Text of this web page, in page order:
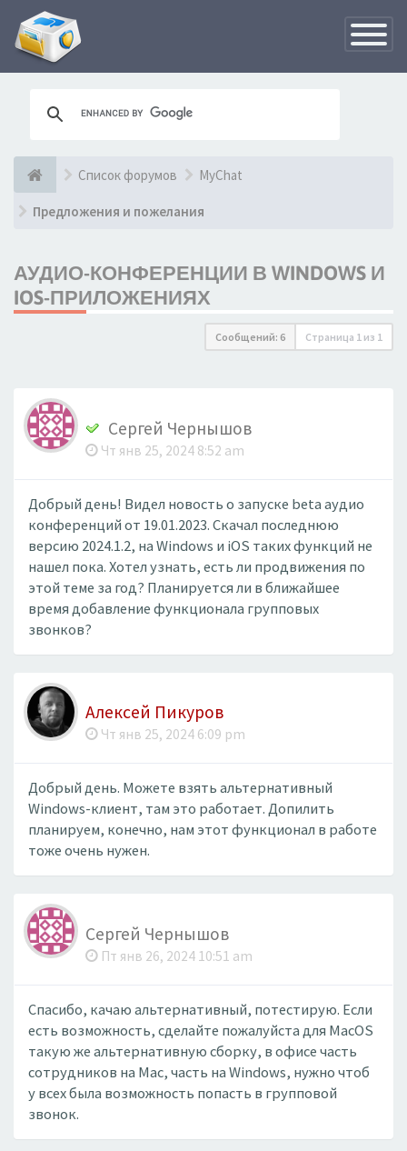
Список форумов MyChat
Предложения и пожелания
АУДИО-КОНФЕРЕНЦИИ В WINDOWS И
IOS-ПРИЛОЖЕНИЯХ
Сообщений: 6 Страница 1 из 1
Сергей Чернышов
Чт янв 25, 2024 8:52 am
Добрый день! Видел новость о запуске beta аудио
конференций от 19.01.2023. Скачал последнюю
версию 2024.1.2, на Windows и iOS таких функций не
нашел пока. Хотел узнать, есть ли продвижения по
этой теме за год? Планируется ли в ближайшее
время добавление функционала групповых
звонков?
Алексей Пикуров
Чт янв 25, 2024 6:09 pm
Добрый день. Можете взять альтернативный
Windows-клиент, там это работает. Допилить
планируем, конечно, нам этот функционал в работе
тоже очень нужен.
Сергей Чернышов
Пт янв 26, 2024 10:51 am
Спасибо, качаю альтернативный, потестирую. Если
есть возможность, сделайте пожалуйста для MacOS
такую же альтернативную сборку, в офисе часть
сотрудников на Mac, часть на Windows, нужно чтоб
у всех была возможность попасть в групповой
звонок.